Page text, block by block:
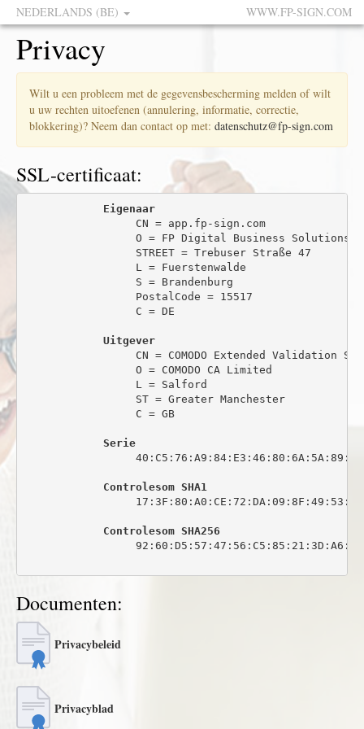
NEDERLANDS (BE) WWW.FP-SIGN.COM
Privacy
Wilt u een probleem met de gegevensbescherming melden of wilt
u uw rechten uitoefenen (annulering, informatie, correctie,
blokkering)? Neem dan contact op met: datenschutz@fp-sign.com
SSL-certificaat:
Eigenaar
                 CN = app.fp-sign.com
O = FP Digital Business Solutions
                 STREET = Trebuser Straße 47
                 L = Fuerstenwalde
                 S = Brandenburg
                 PostalCode = 15517
                 C = DE
Uitgever
CN = COMODO Extended Validation
                 O = COMODO CA Limited
                 L = Salford
                 ST = Greater Manchester
                 C = GB
Serie
Controlesom SHA1
Controlesom SHA256
Documenten:
Privacybeleid
Privacyblad